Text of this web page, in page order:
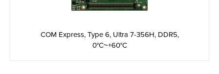
COM Express, Type 6, Ultra 7-356H, DDR5,
0°C~+60°C